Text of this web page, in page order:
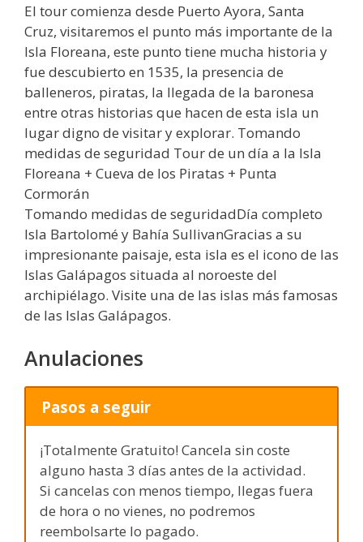
El tour comienza desde Puerto Ayora, Santa
Cruz, visitaremos el punto más importante de la
Isla Floreana, este punto tiene mucha historia y
fue descubierto en 1535, la presencia de
balleneros, piratas, la llegada de la baronesa
entre otras historias que hacen de esta isla un
lugar digno de visitar y explorar. Tomando
medidas de seguridad Tour de un día a la Isla
Floreana + Cueva de los Piratas + Punta
Cormorán
Tomando medidas de seguridadDía completo
Isla Bartolomé y Bahía SullivanGracias a su
impresionante paisaje, esta isla es el icono de las
Islas Galápagos situada al noroeste del
archipiélago. Visite una de las islas más famosas
de las Islas Galápagos.
Anulaciones
Pasos a seguir
¡Totalmente Gratuito! Cancela sin coste
alguno hasta 3 días antes de la actividad.
Si cancelas con menos tiempo, llegas fuera
de hora o no vienes, no podremos
reembolsarte lo pagado.